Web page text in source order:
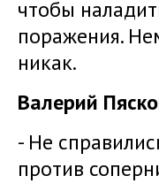
чтобы
поражения.
никак.
Валерий
- Не
против